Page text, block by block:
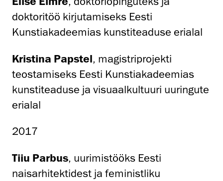
doktoritöö kirjutamiseks Eesti
Kunstiakadeemias kunstiteaduse erialal
Kristina Papstel, magistriprojekti
teostamiseks Eesti Kunstiakadeemias
kunstiteaduse ja visuaalkultuuri uuringute
erialal
2017
Tiiu Parbus, uurimistööks Eesti
naisarhitektidest ja feministliku